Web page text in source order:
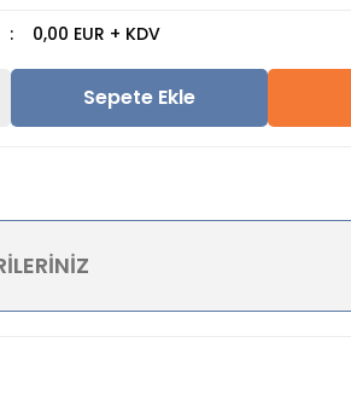
0,00 EUR + KDV
Sepete Ekle